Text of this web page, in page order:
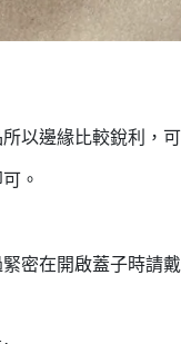
以邊緣比較銳利，
。
密在開啟蓋子時請